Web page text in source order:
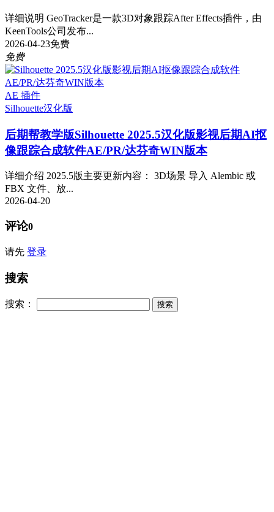
详细说明 GeoTracker是一款3D对象跟踪After Effects插件，由
KeenTools公司发布...
2026-04-23免费
免费
AE 插件
Silhouette汉化版
后期帮教学版Silhouette 2025.5汉化版影视后期AI抠
像跟踪合成软件AE/PR/达芬奇WIN版本
详细介绍 2025.5版主要更新内容： 3D场景 导入 Alembic 或
FBX 文件、放...
2026-04-20
评论0
请先 登录
搜索
搜索：